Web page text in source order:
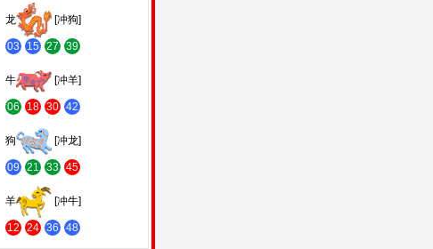
龙 [冲狗]
03 15 27 39
牛 [冲羊]
06 18 30 42
狗 [冲龙]
09 21 33 45
羊 [冲牛]
12 24 36 48